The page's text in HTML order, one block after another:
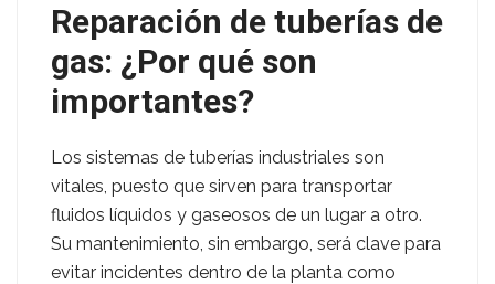
Reparación de tuberías de
gas: ¿Por qué son
importantes?
Los sistemas de tuberías industriales son
vitales, puesto que sirven para transportar
fluidos líquidos y gaseosos de un lugar a otro.
Su mantenimiento, sin embargo, será clave para
evitar incidentes dentro de la planta como